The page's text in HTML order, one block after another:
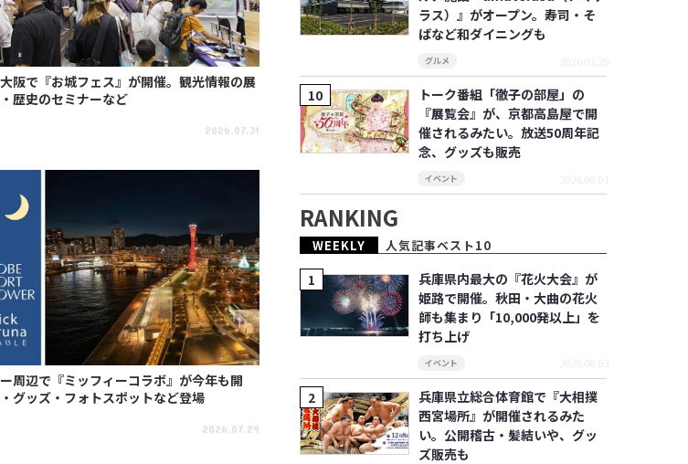
阪で『お城フェス』が開催。観光情報の展
歴史のセミナーなど
2026.07.31
周辺で『ミッフィーコラボ』が今年も開
グッズ・フォトスポットなど登場
2026.07.29
ラス）』がオープン。寿司・そ
ばなど和ダイニングも
グルメ 2026.01.29
トーク番組「徹子の部屋」の
『展覧会』が、京都高島屋で開
催されるみたい。放送50周年記
念、グッズも販売
イベント 2026.08.01
RANKING
WEEKLY 人気記事ベスト10
兵庫県内最大の『花火大会』が
姫路で開催。秋田・大曲の花火
師も集まり「10,000発以上」を
打ち上げ
イベント 2026.08.03
兵庫県立総合体育館で『大相撲
西宮場所』が開催されるみた
い。公開稽古・髪結いや、グッ
ズ販売も